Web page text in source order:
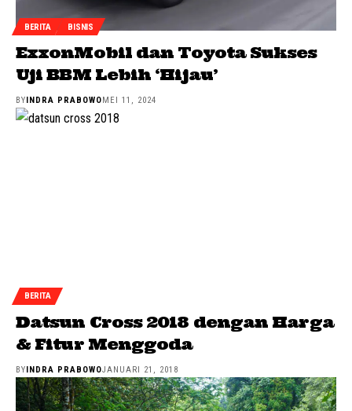
BERITA BISNIS
ExxonMobil dan Toyota Sukses
Uji BBM Lebih ‘Hijau’
BYINDRA PRABOWOMEI 11, 2024
BERITA
Datsun Cross 2018 dengan Harga
& Fitur Menggoda
BYINDRA PRABOWOJANUARI 21, 2018